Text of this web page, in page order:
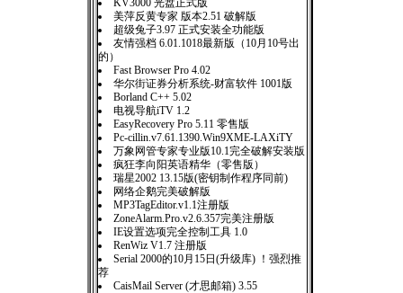
KV3000 光盘正式版
美萍反黄专家 版本2.51 破解版
超级兔子3.97 正式安装全功能版
友情强档 6.01.1018最新版（10月10号出
的）
Fast Browser Pro 4.02
华尔街证券分析系统-财富软件 1001版
Borland C++ 5.02
电视导航iTV 1.2
EasyRecovery Pro 5.11 零售版
Pc-cillin.v7.61.1390.Win9XME-LAXiTY
万象网管专家专业版10.1完全破解安装版
疯狂李向阳英语精华（零售版）
瑞星2002 13.15版(密钥制作程序同前)
网络企鹅完美破解版
MP3TagEditor.v1.1注册版
ZoneAlarm.Pro.v2.6.357完美注册版
IE设置选项完全控制工具 1.0
RenWiz V1.7 注册版
Serial 2000的10月15日(升级库) ！强烈推
荐
CaisMail Server (才思邮箱) 3.55